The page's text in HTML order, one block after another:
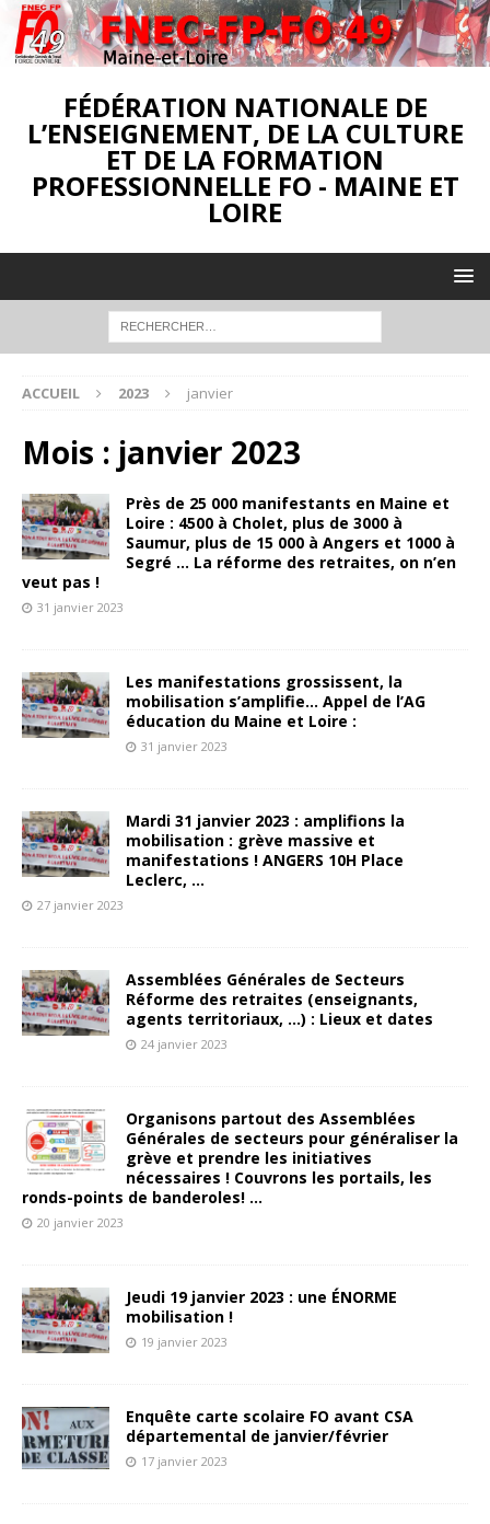
FÉDÉRATION NATIONALE DE
L’ENSEIGNEMENT, DE LA CULTURE
ET DE LA FORMATION
PROFESSIONNELLE FO - MAINE ET
LOIRE
ACCUEIL 2023 janvier
Mois : janvier 2023
Près de 25 000 manifestants en Maine et
Loire : 4500 à Cholet, plus de 3000 à
Saumur, plus de 15 000 à Angers et 1000 à
Segré … La réforme des retraites, on n’en
veut pas !
31 janvier 2023
Les manifestations grossissent, la
mobilisation s’amplifie… Appel de l’AG
éducation du Maine et Loire :
31 janvier 2023
Mardi 31 janvier 2023 : amplifions la
mobilisation : grève massive et
manifestations ! ANGERS 10H Place
Leclerc, …
27 janvier 2023
Assemblées Générales de Secteurs
Réforme des retraites (enseignants,
agents territoriaux, …) : Lieux et dates
24 janvier 2023
Organisons partout des Assemblées
Générales de secteurs pour généraliser la
grève et prendre les initiatives
nécessaires ! Couvrons les portails, les
ronds-points de banderoles! …
20 janvier 2023
Jeudi 19 janvier 2023 : une ÉNORME
mobilisation !
19 janvier 2023
Enquête carte scolaire FO avant CSA
départemental de janvier/février
17 janvier 2023